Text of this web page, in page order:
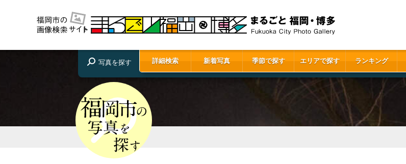
写真を探す 詳細検索 新着写真 季節で探す エリアで探す ランキング